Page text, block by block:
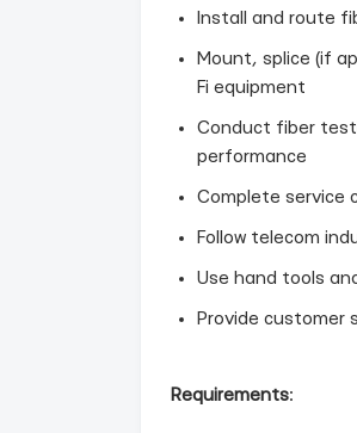
Install and route
Mount, splice (if
Fi equipment
Conduct fiber
performance
Complete service
Follow telecom
Use hand tools
Provide customer
Requirements: